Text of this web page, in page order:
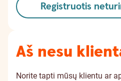
Registruotis
Aš nesu
Norite tapti mūsų klientu ar